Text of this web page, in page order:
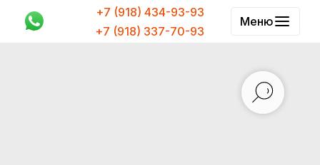
+7 (918) 434-93-93
+7 (918) 337-70-93
Меню